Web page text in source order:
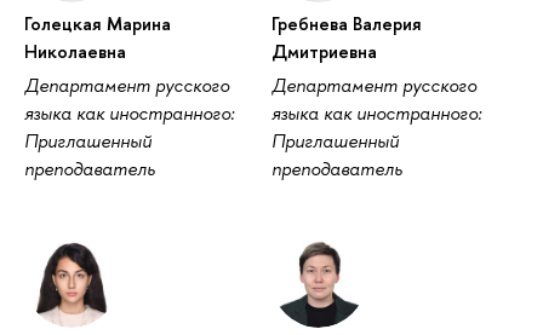
Голецкая Марина
Николаевна
Департамент русского
языка как иностранного:
Приглашенный
преподаватель
Гребнева Валерия
Дмитриевна
Департамент русского
языка как иностранного:
Приглашенный
преподаватель